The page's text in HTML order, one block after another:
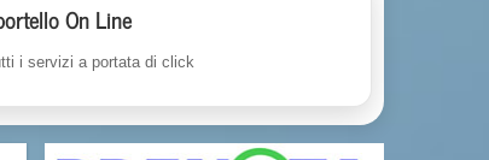
On Line
i servizi a portata di click